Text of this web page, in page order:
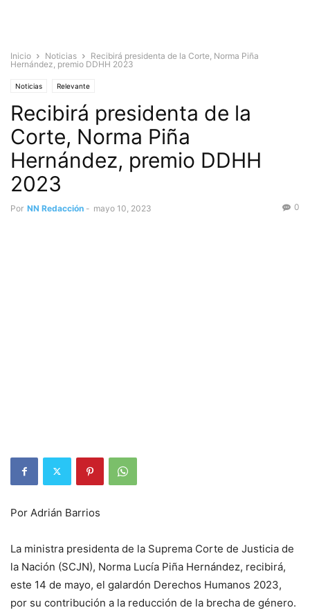
Inicio Noticias
Recibirá presidenta de la Corte, Norma Piña
Hernández, premio DDHH 2023
Noticias Relevante
Recibirá presidenta de la
Corte, Norma Piña
Hernández, premio DDHH
2023
Por NN Redacción - mayo 10, 2023 0
Por Adrián Barrios
La ministra presidenta de la Suprema Corte de Justicia de
la Nación (SCJN), Norma Lucía Piña Hernández, recibirá,
este 14 de mayo, el galardón Derechos Humanos 2023,
por su contribución a la reducción de la brecha de género.